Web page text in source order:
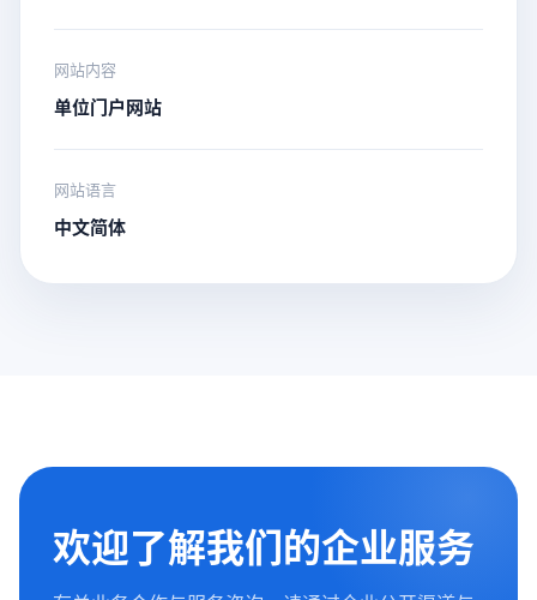
网站内容
单位门户网站
网站语言
中文简体
欢迎了解我们的企业服务